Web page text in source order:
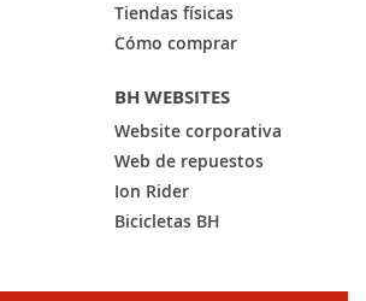
Tiendas físicas
Cómo comprar
BH WEBSITES
Website corporativa
Web de repuestos
Ion Rider
Bicicletas BH